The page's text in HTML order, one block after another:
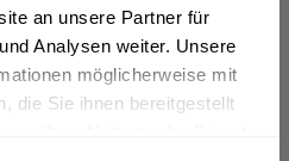
an unsere Partner für
Analysen weiter. Unsere
möglicherweise mit
die Sie ihnen bereitgestellt